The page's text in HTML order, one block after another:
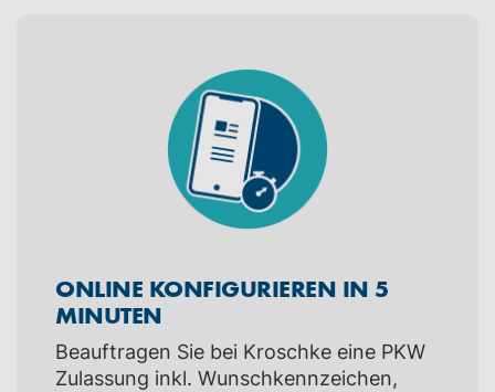
ONLINE KONFIGURIEREN IN 5
MINUTEN
Beauftragen Sie bei Kroschke eine PKW
Zulassung inkl. Wunschkennzeichen,